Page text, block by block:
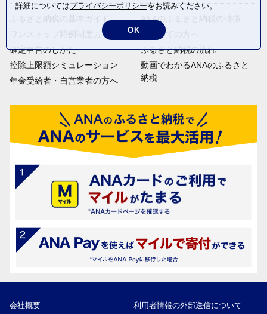
ふるさと納税の基本ガイド
ワンストップ特例制度ガイド
確定申告のしかた
控除上限額シミュレーション
年金受給者・自営業者の方へ
ANAのふるさと納税の特徴
はじめての方へ
ふるさと納税の流れ
動画でわかるANAのふるさと
納税
会社概要 利用者情報の外部送信について
詳細についてはプライバシーポリシーをお読みください。
OK